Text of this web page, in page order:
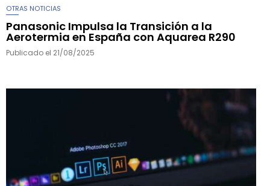
OTRAS NOTICIAS
Panasonic Impulsa la Transición a la
Aerotermia en España con Aquarea R290
Publicado el 21/08/2025